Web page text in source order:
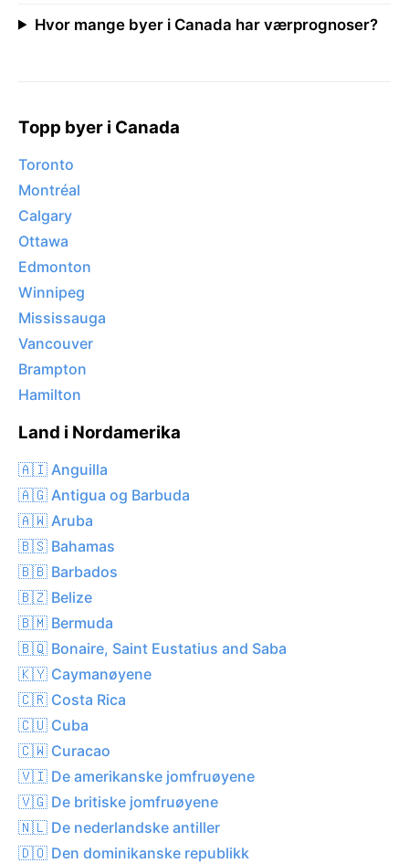
Hvor mange byer i Canada har værprognoser?
Topp byer i Canada
Toronto
Montréal
Calgary
Ottawa
Edmonton
Winnipeg
Mississauga
Vancouver
Brampton
Hamilton
Land i Nordamerika
🇦🇮 Anguilla
🇦🇬 Antigua og Barbuda
🇦🇼 Aruba
🇧🇸 Bahamas
🇧🇧 Barbados
🇧🇿 Belize
🇧🇲 Bermuda
🇧🇶 Bonaire, Saint Eustatius and Saba
🇰🇾 Caymanøyene
🇨🇷 Costa Rica
🇨🇺 Cuba
🇨🇼 Curacao
🇻🇮 De amerikanske jomfruøyene
🇻🇬 De britiske jomfruøyene
🇳🇱 De nederlandske antiller
🇩🇴 Den dominikanske republikk